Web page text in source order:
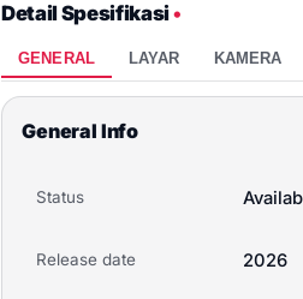
Detail Spesifikasi•
GENERAL LAYAR KAMERA
General Info
Status
Release date 2026